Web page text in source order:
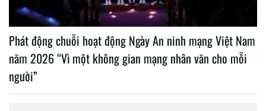
Phát động chuỗi hoạt động Ngày An ninh mạng Việt Nam
năm 2026 “Vì một không gian mạng nhân văn cho mỗi
người”